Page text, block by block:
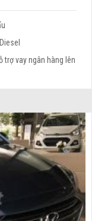
trợ vay ngân hàng lên